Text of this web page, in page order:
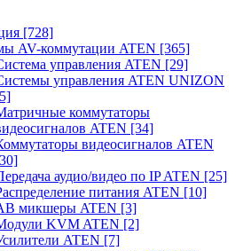
[728]
AV-коммутации ATEN [365]
управления ATEN [29]
управления ATEN UNIZON
коммутаторы
ATEN [34]
видеосигналов ATEN
аудио/видео по IP ATEN [25]
питания ATEN [10]
микшеры ATEN [3]
KVM ATEN [2]
ATEN [7]